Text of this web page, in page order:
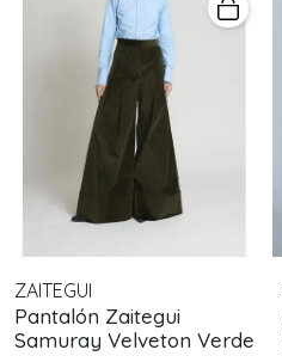
ZAITEGUI
Pantalón Zaitegui
Samuray Velveton Verde